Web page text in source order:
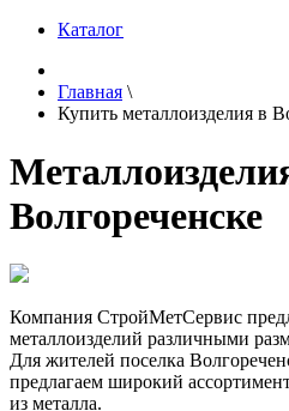
Каталог
Главная \
Купить металлоизделия в
Волгореченске
Компания СтройМетСервис
металлоизделий различными
Для жителей поселка
предлагаем широкий
из металла.